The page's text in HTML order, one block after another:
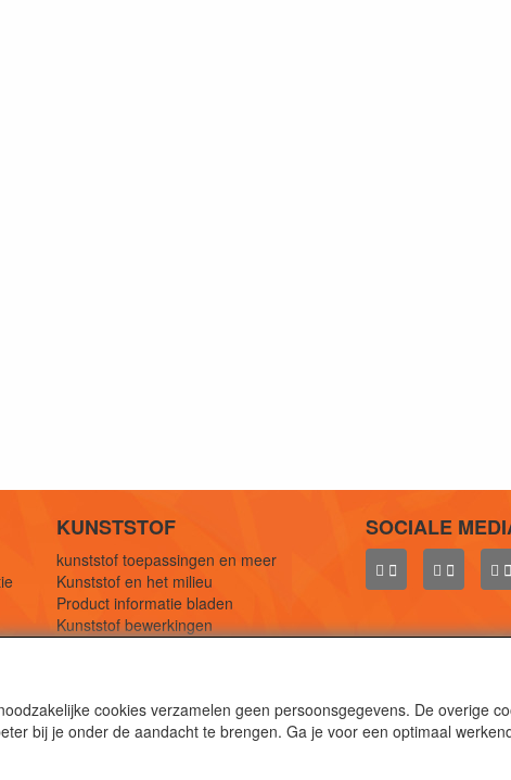
KUNSTSTOF
kunststof toepassingen en meer
Kunststof en het milieu
Product informatie bladen
Kunststof bewerkingen
SOCIALE
folies, buizen en staf materiaal.
cookies verzamelen geen persoonsgegevens. De overige
bij je onder de aandacht te brengen. Ga je voor een optimaal